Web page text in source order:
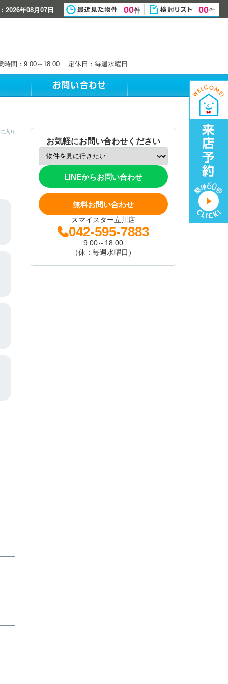
2026年08月07日 00件 00件
時間：9:00～18:00 定休日：毎週水曜日
入り
お気軽にお問い合わせください
LINEからお問い合わせ
無料お問い合わせ
スマイスター立川店
042-595-7883
9:00～18:00
（休：毎週水曜日）